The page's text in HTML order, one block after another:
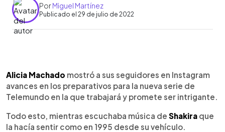
PorMiguel Martínez
Publicado el 29 de julio de 2022
► Escuchar artículo
Alicia Machado mostró a sus seguidores en Instagram
avances en los preparativos para la nueva serie de
Telemundo en la que trabajará y promete ser intrigante.
Todo esto, mientras escuchaba música de Shakira que
la hacía sentir como en 1995 desde su vehículo.